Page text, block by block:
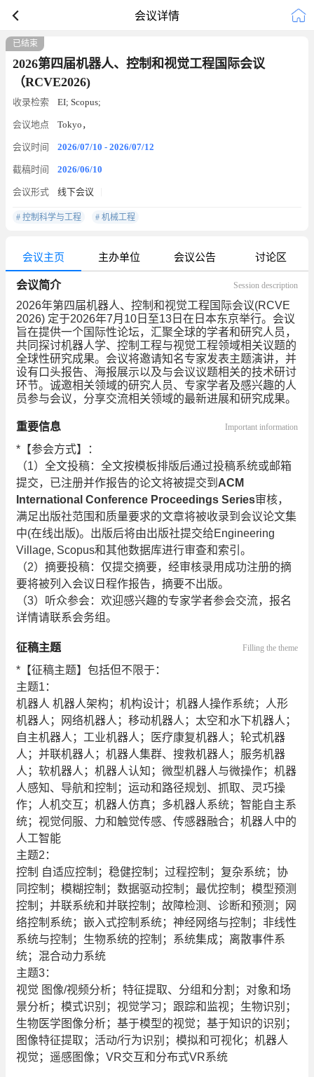
会议详情
已结束
2026第四届机器人、控制和视觉工程国际会议
（RCVE2026)
收录检索 EI; Scopus;
会议地点 Tokyo，
会议时间 2026/07/10 - 2026/07/12
截稿时间 2026/06/10
会议形式 线下会议
# 控制科学与工程 # 机械工程
会议主页 主办单位 会议公告 讨论区
会议简介 Session description
2026年第四届机器人、控制和视觉工程国际会议(RCVE
2026) 定于2026年7月10日至13日在日本东京举行。会议
旨在提供一个国际性论坛，汇聚全球的学者和研究人员，
共同探讨机器人学、控制工程与视觉工程领域相关议题的
全球性研究成果。会议将邀请知名专家发表主题演讲，并
设有口头报告、海报展示以及与会议议题相关的技术研讨
环节。诚邀相关领域的研究人员、专家学者及感兴趣的人
员参与会议，分享交流相关领域的最新进展和研究成果。
重要信息 Important information
*【参会方式】：
（1）全文投稿：全文按模板排版后通过投稿系统或邮箱
提交，已注册并作报告的论文将被提交到 ACM
International Conference Proceedings Series审核，
满足出版社范围和质量要求的文章将被收录到会议论文集
中(在线出版)。出版后将由出版社提交给Engineering
Village, Scopus和其他数据库进行审查和索引。
（2）摘要投稿：仅提交摘要，经审核录用成功注册的摘
要将被列入会议日程作报告，摘要不出版。
（3）听众参会：欢迎感兴趣的专家学者参会交流，报名
详情请联系会务组。
征稿主题 Filling the theme
*【征稿主题】包括但不限于：
主题1：
机器人 机器人架构；机构设计；机器人操作系统；人形
机器人；网络机器人；移动机器人；太空和水下机器人；
自主机器人；工业机器人；医疗康复机器人；轮式机器
人；并联机器人；机器人集群、搜救机器人；服务机器
人；软机器人；机器人认知；微型机器人与微操作；机器
人感知、导航和控制；运动和路径规划、抓取、灵巧操
作；人机交互；机器人仿真；多机器人系统；智能自主系
统；视觉伺服、力和触觉传感、传感器融合；机器人中的
人工智能
主题2：
控制 自适应控制；稳健控制；过程控制；复杂系统；协
同控制；模糊控制；数据驱动控制；最优控制；模型预测
控制；并联系统和并联控制；故障检测、诊断和预测；网
络控制系统；嵌入式控制系统；神经网络与控制；非线性
系统与控制；生物系统的控制；系统集成；离散事件系
统；混合动力系统
主题3：
视觉 图像/视频分析；特征提取、分组和分割；对象和场
景分析；模式识别；视觉学习；跟踪和监视；生物识别；
生物医学图像分析；基于模型的视觉；基于知识的识别；
图像特征提取；活动/行为识别；模拟和可视化；机器人
视觉；遥感图像；VR交互和分布式VR系统